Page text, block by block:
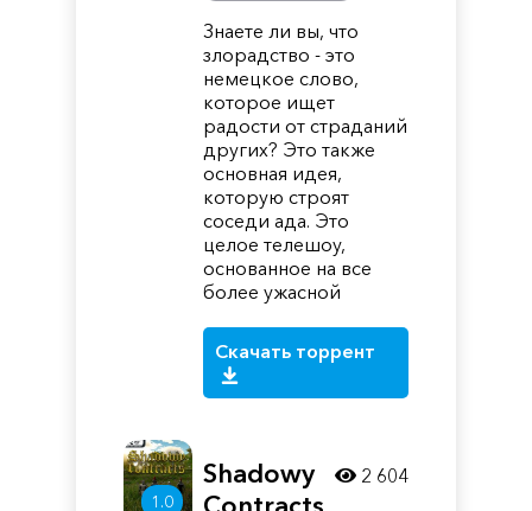
Знаете ли вы, что
злорадство - это
немецкое слово,
которое ищет
радости от страданий
других? Это также
основная идея,
которую строят
соседи ада. Это
целое телешоу,
основанное на все
более ужасной
Скачать торрент
1.0
Shadowy
2 604